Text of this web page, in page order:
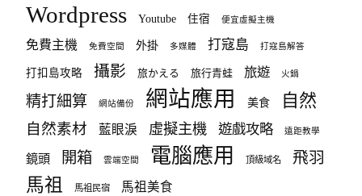
Wordpress Youtube 住宿 便宜虛擬主機
免費主機 免費空間 外掛 多媒體 打寇島 打寇島解答
打扣島攻略 攝影 旅かえる 旅行青蛙 旅遊 火鍋
精打細算 網站備份 網站應用 美食 自然
自然素材 藍眼淚 虛擬主機 遊戲攻略 遠距教學
鏡頭 開箱 雲端空間 電腦應用 頂級域名 飛羽
馬祖 馬祖民宿 馬祖美食